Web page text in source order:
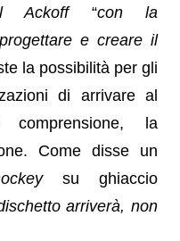
Ackoff“con la
e creare il
la possibilità per gli
di arrivare al
la
Come disse un
su ghiaccio
arriverà, non